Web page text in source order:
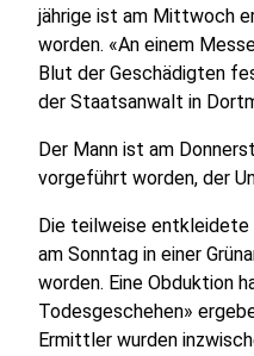
jährige ist am Mittwoch
worden. «An einem
Blut der Geschädigten
der Staatsanwalt in
Der Mann ist am
vorgeführt worden, der
Die teilweise entkleidete
am Sonntag in einer
worden. Eine Obduktion
Todesgeschehen»
Ermittler wurden